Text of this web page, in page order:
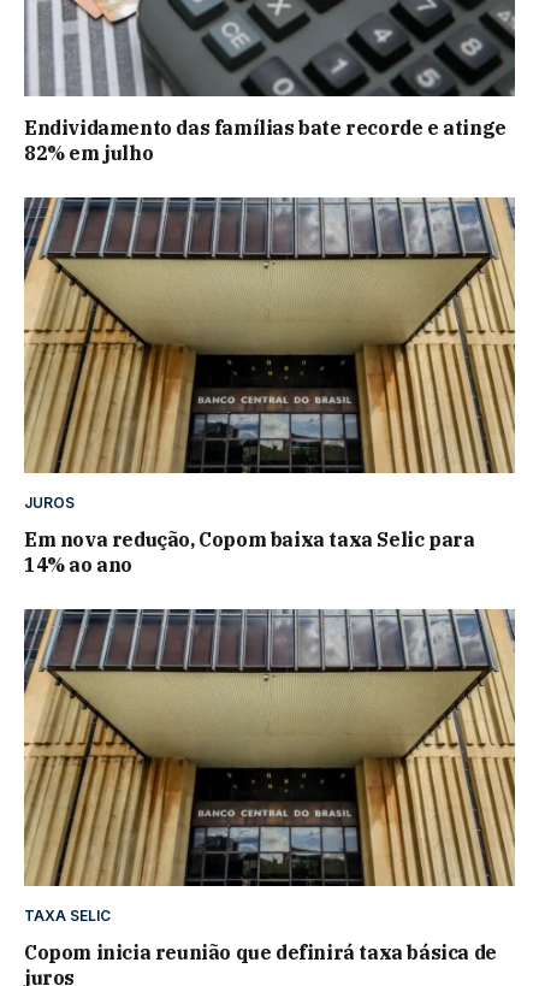
Endividamento das famílias bate recorde e atinge
82% em julho
JUROS
Em nova redução, Copom baixa taxa Selic para
14% ao ano
TAXA SELIC
Copom inicia reunião que definirá taxa básica de
juros